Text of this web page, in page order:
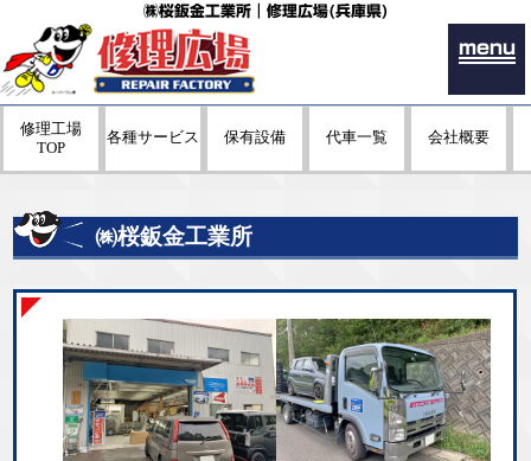
㈱桜鈑金工業所｜修理広場(兵庫県)
menu
修理工場
TOP
各種サービス 保有設備 代車一覧 会社概要
㈱桜鈑金工業所